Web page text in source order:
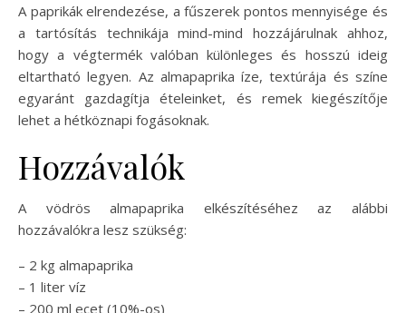
A paprikák elrendezése, a fűszerek pontos mennyisége és
a tartósítás technikája mind-mind hozzájárulnak ahhoz,
hogy a végtermék valóban különleges és hosszú ideig
eltartható legyen. Az almapaprika íze, textúrája és színe
egyaránt gazdagítja ételeinket, és remek kiegészítője
lehet a hétköznapi fogásoknak.
Hozzávalók
A vödrös almapaprika elkészítéséhez az alábbi
hozzávalókra lesz szükség:
– 2 kg almapaprika
– 1 liter víz
– 200 ml ecet (10%-os)